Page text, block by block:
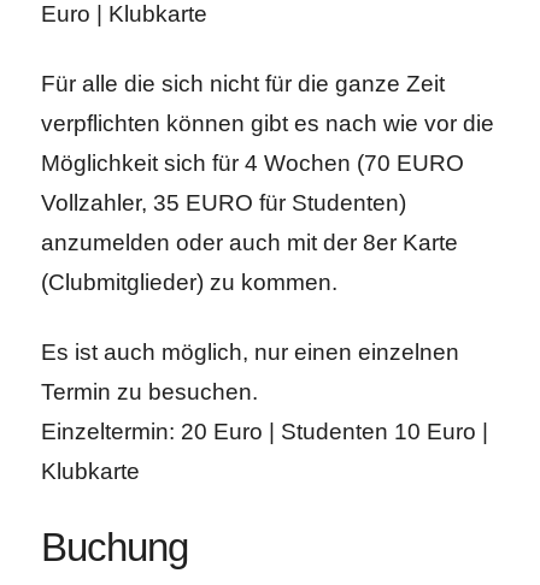
Euro | Klubkarte
Für alle die sich nicht für die ganze Zeit
verpflichten können gibt es nach wie vor die
Möglichkeit sich für 4 Wochen (70 EURO
Vollzahler, 35 EURO für Studenten)
anzumelden oder auch mit der 8er Karte
(Clubmitglieder) zu kommen.
Es ist auch möglich, nur einen einzelnen
Termin zu besuchen.
Einzeltermin: 20 Euro | Studenten 10 Euro |
Klubkarte
Buchung